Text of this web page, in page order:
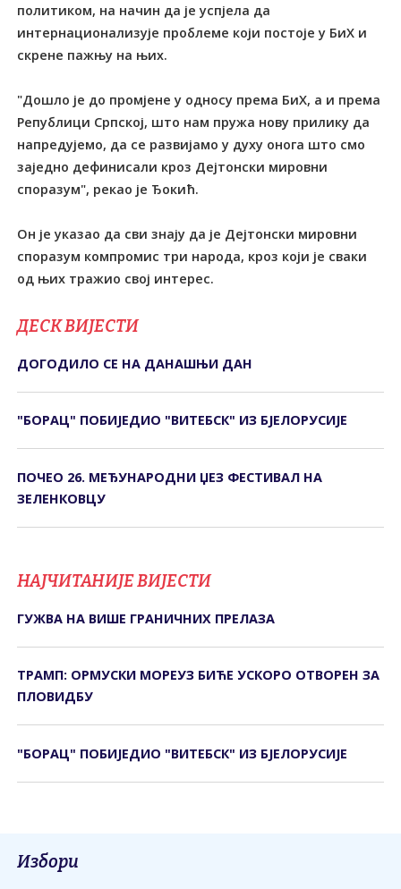
политиком, на начин да је успјела да
интернационализује проблеме који постоје у БиХ и
скрене пажњу на њих.
"Дошло је до промјене у односу према БиХ, а и према
Републици Српској, што нам пружа нову прилику да
напредујемо, да се развијамо у духу онога што смо
заједно дефинисали кроз Дејтонски мировни
споразум", рекао је Ђокић.
Он је указао да сви знају да је Дејтонски мировни
споразум компромис три народа, кроз који је сваки
од њих тражио свој интерес.
ДЕСК ВИЈЕСТИ
ДОГОДИЛО СЕ НА ДАНАШЊИ ДАН
"БОРАЦ" ПОБИЈЕДИО "ВИТЕБСК" ИЗ БЈЕЛОРУСИЈЕ
ПОЧЕО 26. МЕЂУНАРОДНИ ЏЕЗ ФЕСТИВАЛ НА
ЗЕЛЕНКОВЦУ
НАЈЧИТАНИЈЕ ВИЈЕСТИ
ГУЖВА НА ВИШЕ ГРАНИЧНИХ ПРЕЛАЗА
ТРАМП: ОРМУСКИ МОРЕУЗ БИЋЕ УСКОРО ОТВОРЕН ЗА
ПЛОВИДБУ
"БОРАЦ" ПОБИЈЕДИО "ВИТЕБСК" ИЗ БЈЕЛОРУСИЈЕ
Избори